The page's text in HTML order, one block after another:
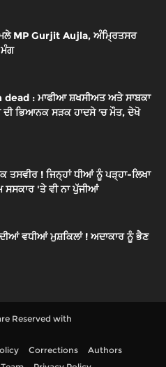
MP Gurjit Aujla, ਅੰਮ੍ਰਿਤਸਰ
ਮੰਗ
: ਮਾਫੀਆ ਸ਼ਖਸੀਅਤ ਅਤੇ ਸਾਬਕਾ
ਭਿਆਨਕ ਸੜਕ ਹਾਦਸੇ ’ਚ ਮੌਤ, ਦੇਖੋ
ਤਸਵੀਰ ! ਜਿਨ੍ਹਾਂ ਧੀਆਂ ਨੂੰ ਪੜ੍ਹਾ-ਲਿਖਾ
'ਤੇ ਵੀ ਨਾ ਪੁੱਜੀਆਂ
ਵਧੀਆਂ ਮੁਸ਼ਕਿਲਾਂ ! ਅਦਾਕਾਰ ਨੂੰ ਭੈਣ
Reserved with
Corrections
Authors